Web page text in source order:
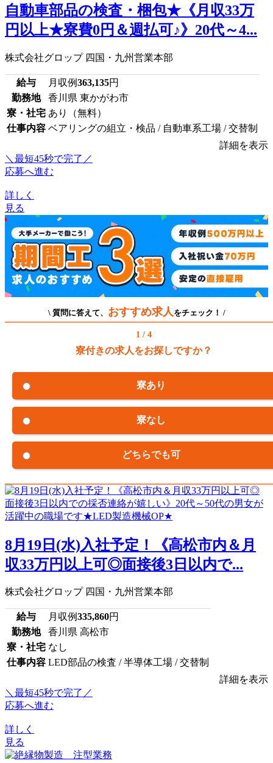
自動車部品の検査・梱包★《月収33万
円以上★寮費0円＆週払可♪》20代～4...
株式会社グロップ 四国・九州営業本部
給与 月収例363,135円
勤務地
香川県 東かがわ市
寮・社宅 あり（無料）
仕事内容 ベアリングの組立・検品 / 自動車系工場 / 交替制
詳細を表示
＼最短45秒で完了／
応募へ進む
詳しく
見る
\ 質問に答えて、 おすすめ求人 をチェック！ /
1 / 4
寮付きの求人をお探しですか？
寮あり
寮なし
どちらでも可
8月19日(水)入社予定！《高松市内＆月
収33万円以上可◎面接後3日以内で...
株式会社グロップ 四国・九州営業本部
給与 月収例335,860円
勤務地
香川県 高松市
寮・社宅 なし
仕事内容 LED部品の検査 / 半導体工場 / 交替制
詳細を表示
＼最短45秒で完了／
応募へ進む
詳しく
見る